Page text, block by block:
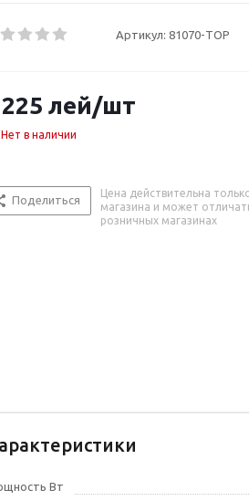
Артикул: 81070-TOP
лей/шт
Нет в наличии
Поделиться
Цена действительна
магазина и может
розничных магазинах
Вт